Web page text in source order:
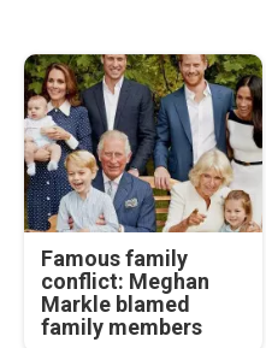
Famous family
conflict: Meghan
Markle blamed
family members